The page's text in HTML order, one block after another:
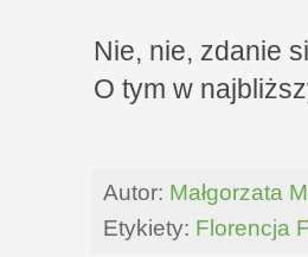
Nie, nie, zdanie
O tym w
Autor: Małgorzata
Etykiety: Florencja